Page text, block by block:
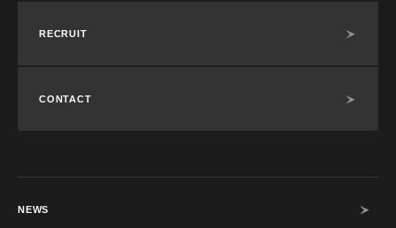
RECRUIT
CONTACT
NEWS